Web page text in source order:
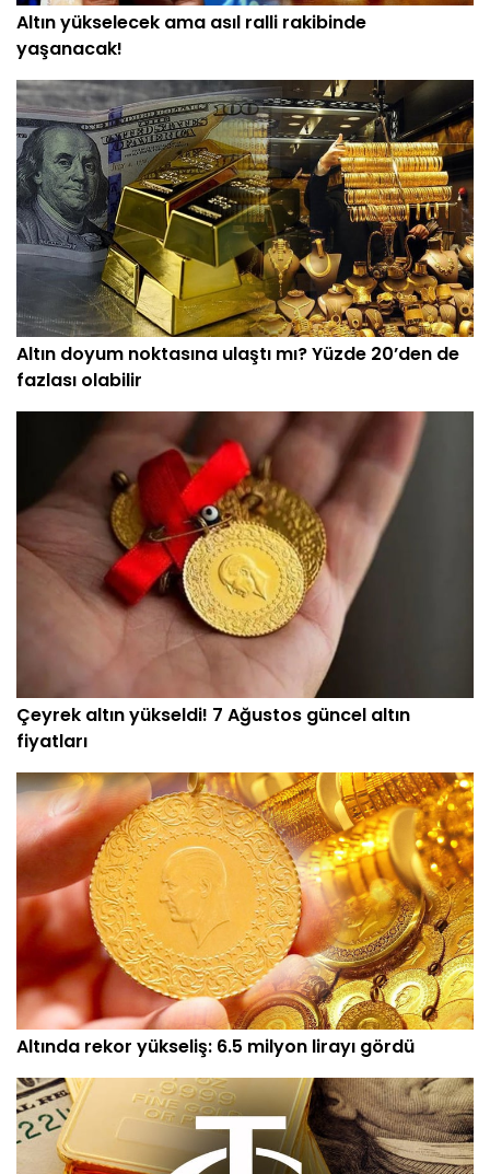
Altın yükselecek ama asıl ralli rakibinde
yaşanacak!
Altın doyum noktasına ulaştı mı? Yüzde 20’den de
fazlası olabilir
Çeyrek altın yükseldi! 7 Ağustos güncel altın
fiyatları
Altında rekor yükseliş: 6.5 milyon lirayı gördü